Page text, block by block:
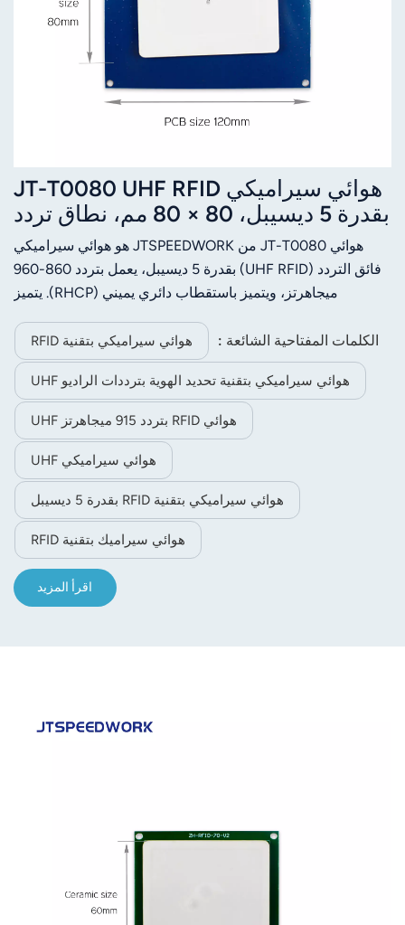
هوائي سيراميكي JT-T0080 UHF RFID
بقدرة 5 ديسيبل، 80 × 80 مم، نطاق تردد
860-960 ميجاهرتز، استقطاب دائري
يميني، حساسية عالية
هوائي JT-T0080 من JTSPEEDWORK هو هوائي سيراميكي
فائق التردد (UHF RFID) بقدرة 5 ديسيبل، يعمل بتردد 860-960
ميجاهرتز، ويتميز باستقطاب دائري يميني (RHCP). يتميز
للتخصيص لقارئات RFID.
الكلمات المفتاحية الشائعة : هوائي سيراميكي بتقنية RFID
هوائي سيراميكي بتقنية تحديد الهوية بترددات الراديو UHF
هوائي RFID بتردد 915 ميجاهرتز UHF
هوائي سيراميكي UHF
هوائي سيراميكي بتقنية RFID بقدرة 5 ديسيبل
هوائي سيراميك بتقنية RFID
اقرأ المزيد